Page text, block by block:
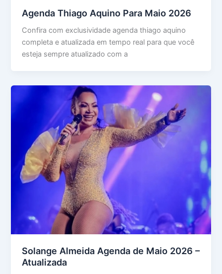
Agenda Thiago Aquino Para Maio 2026
Confira com exclusividade agenda thiago aquino
completa e atualizada em tempo real para que você
esteja sempre atualizado com a
Solange Almeida Agenda de Maio 2026 –
Atualizada